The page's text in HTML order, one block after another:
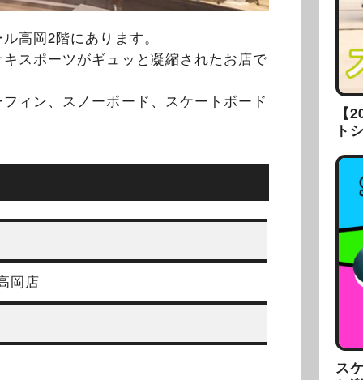
高岡2階にあります。
スポーツがギュッと凝縮されたお店で
ィン、スノーボード、スケートボード
岡店
【
ト
ス